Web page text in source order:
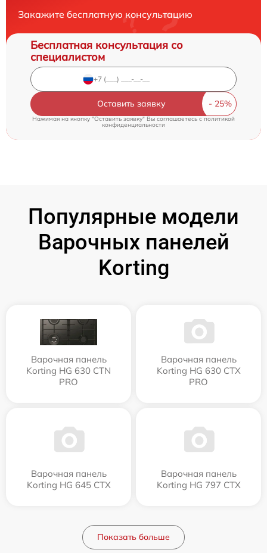
Закажите бесплатную консультацию
Бесплатная консультация со
специалистом
Оставить заявку
Нажимая на кнопку "Оставить заявку" Вы соглашаетесь cполитикой
конфиденциальности
Популярные модели
Варочных панелей
Korting
Варочная панель
Korting HG 630 CTN
PRO
Варочная панель
Korting HG 630 CTX
PRO
Варочная панель
Korting HG 645 CTX
Варочная панель
Korting HG 797 CTX
Показать больше